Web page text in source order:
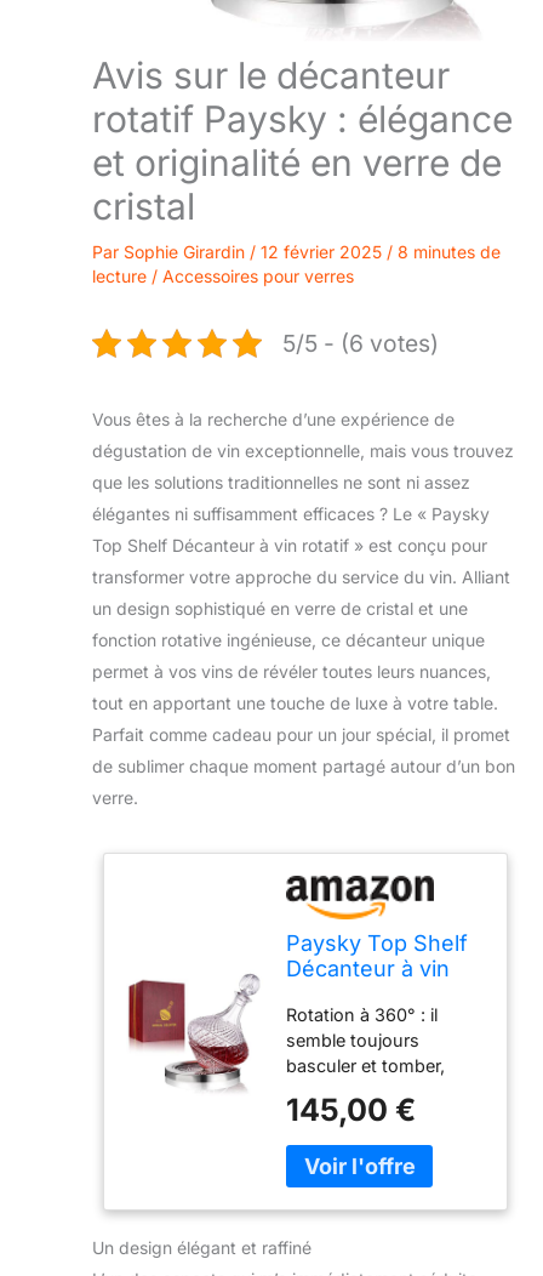
Avis sur le décanteur
rotatif Paysky : élégance
et originalité en verre de
cristal
Par Sophie Girardin / 12 février 2025 / 8 minutes de
lecture / Accessoires pour verres
5/5 - (6 votes)
Vous êtes à la recherche d’une expérience de
dégustation de vin exceptionnelle, mais vous trouvez
que les solutions traditionnelles ne sont ni assez
élégantes ni suffisamment efficaces ? Le « Paysky
Top Shelf Décanteur à vin rotatif » est conçu pour
transformer votre approche du service du vin. Alliant
un design sophistiqué en verre de cristal et une
fonction rotative ingénieuse, ce décanteur unique
permet à vos vins de révéler toutes leurs nuances,
tout en apportant une touche de luxe à votre table.
Parfait comme cadeau pour un jour spécial, il promet
de sublimer chaque moment partagé autour d’un bon
verre.
Paysky Top Shelf
Décanteur à vin
couvercle,
décanteur unique
en verre de cristal
+ coffret cadeau
de luxe, carafe à
décanter pour
homme et femme
jour spécial
Rotation à 360° : il
semble toujours
basculer et tomber,
cas, vous donnant une
expérience merveilleuse
et pendant le
processus de sobriété.
Parallèlement, le mur de
pot sculpté minimaliste
découpé à la main est
145,00 €
Un design élégant et raffiné